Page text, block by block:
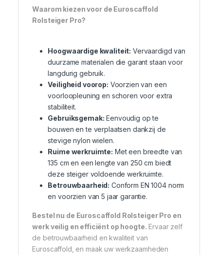
Waarom kiezen voor de Euroscaffold
Rolsteiger Pro?
Hoogwaardige kwaliteit: Vervaardigd van
duurzame materialen die garant staan voor
langdurig gebruik.
Veiligheid voorop: Voorzien van een
voorloopleuning en schoren voor extra
stabiliteit.
Gebruiksgemak: Eenvoudig op te
bouwen en te verplaatsen dankzij de
stevige nylon wielen.
Ruime werkruimte: Met een breedte van
135 cm en een lengte van 250 cm biedt
deze steiger voldoende werkruimte.
Betrouwbaarheid: Conform EN 1004 norm
en voorzien van 5 jaar garantie.
Bestel nu de Euroscaffold Rolsteiger Pro en
werk veilig en efficiënt op hoogte. Ervaar zelf
de betrouwbaarheid en kwaliteit van
Euroscaffold, en maak uw werkzaamheden